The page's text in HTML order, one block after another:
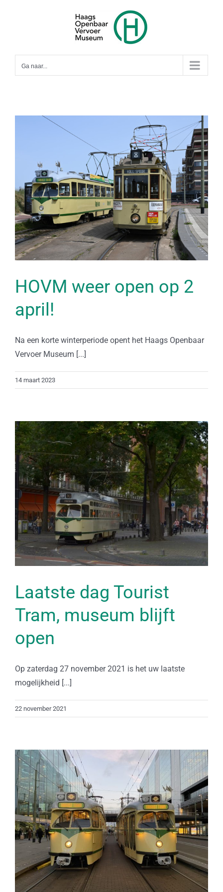
Ga naar...
HOVM weer open op 2
april!
Na een korte winterperiode opent het Haags Openbaar
Vervoer Museum [...]
14 maart 2023
Laatste dag Tourist
Tram, museum blijft
open
Op zaterdag 27 november 2021 is het uw laatste
mogelijkheid [...]
22 november 2021